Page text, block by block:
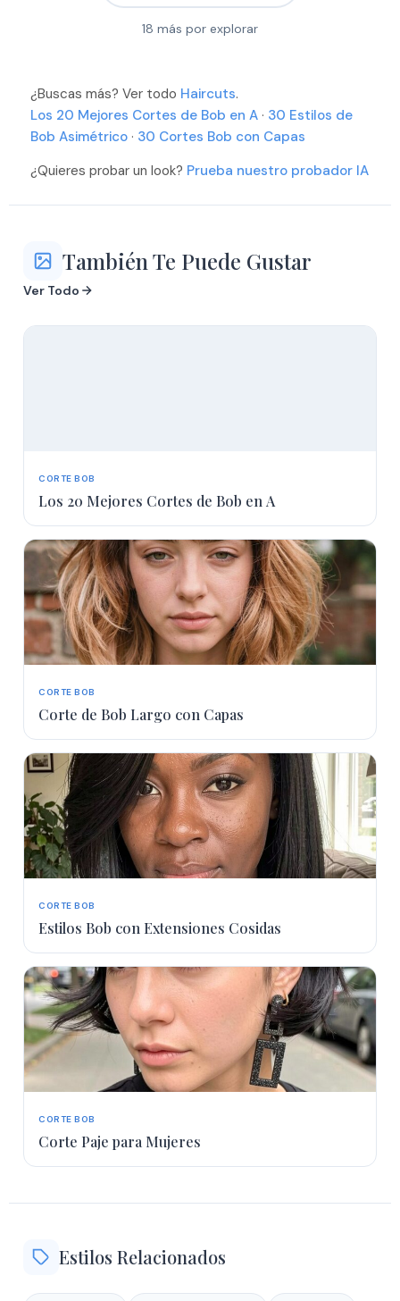
Más
Más
Más
Más
Más
Más
Más
18 más por explorar
¿Buscas más? Ver todo Haircuts.
Los 20 Mejores Cortes de Bob en A · 30 Estilos de
Bob Asimétrico · 30 Cortes Bob con Capas
¿Quieres probar un look? Prueba nuestro probador IA
También Te Puede Gustar
Ver Todo
CORTE BOB
Los 20 Mejores Cortes de Bob en A
CORTE BOB
Corte de Bob Largo con Capas
CORTE BOB
Estilos Bob con Extensiones Cosidas
CORTE BOB
Corte Paje para Mujeres
Estilos Relacionados